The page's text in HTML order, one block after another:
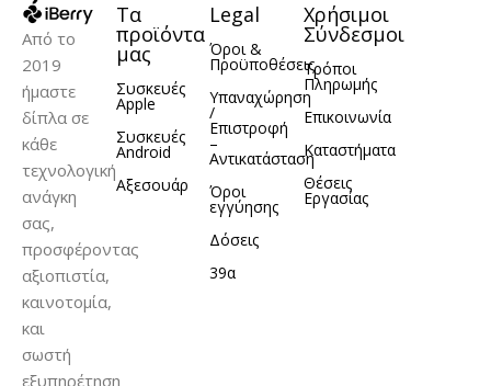
ΥΛΙΚΌ TPU ΥΛΙΚΌ TPU
Από το
2019
ήμαστε
δίπλα σε
κάθε
τεχνολογική
ανάγκη
σας,
προσφέροντας
αξιοπιστία,
καινοτομία,
και
σωστή
εξυπηρέτηση
Τα
προϊόντα
μας
Συσκευές
Apple
Συσκευές
Android
Αξεσουάρ
Legal
Όροι &
Προϋποθέσεις
Υπαναχώρηση
/
Επιστροφή
–
Αντικατάσταση
Όροι
εγγύησης
Δόσεις
39α
Χρήσιμοι
Σύνδεσμοι
Τρόποι
Πληρωμής
Επικοινωνία
Καταστήματα
Θέσεις
Εργασίας